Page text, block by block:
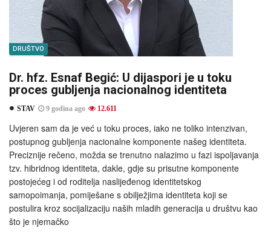
DRUŠTVO
Dr. hfz. Esnaf Begić: U dijaspori je u toku
proces gubljenja nacionalnog identiteta
STAV 9 godina ago 12.611
Uvjeren sam da je već u toku proces, iako ne toliko intenzivan,
postupnog gubljenja nacionalne komponente našeg identiteta.
Preciznije rečeno, možda se trenutno nalazimo u fazi ispoljavanja
tzv. hibridnog identiteta, dakle, gdje su prisutne komponente
postojećeg i od roditelja naslijeđenog identitetskog
samopoimanja, pomiješane s obilježjima identiteta koji se
postulira kroz socijalizaciju naših mladih generacija u društvu kao
što je njemačko